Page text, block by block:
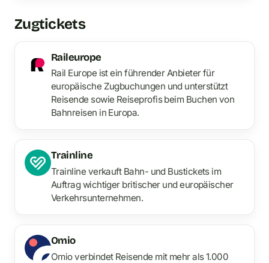
Zugtickets
Raileurope
Rail Europe ist ein führender Anbieter für
europäische Zugbuchungen und unterstützt
Reisende sowie Reiseprofis beim Buchen von
Bahnreisen in Europa.
Trainline
Trainline verkauft Bahn- und Bustickets im
Auftrag wichtiger britischer und europäischer
Verkehrsunternehmen.
Omio
Omio verbindet Reisende mit mehr als 1.000